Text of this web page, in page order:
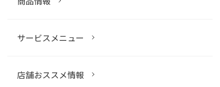
サービスメニュー
店舗おススメ情報